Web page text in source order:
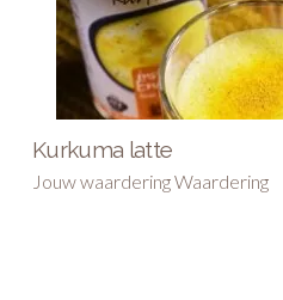
Kurkuma latte
Jouw waardering Waardering